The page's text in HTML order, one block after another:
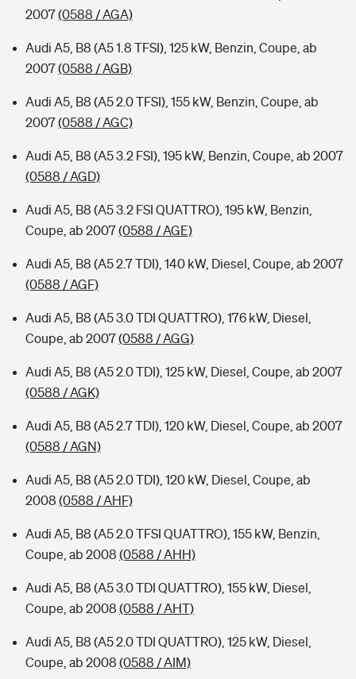
Sie haben Fragen?
Zur Übersicht
Kinderunfall-Check: Mehr Sicherheit für deine Kids
Typklassen: So ist Ihr Auto eingestuft
Sie haben Fragen?
2007(0588 / AGA)
Audi A5, B8 (A5 1.8 TFSI), 125 kW, Benzin, Coupe, ab
2007(0588 / AGB)
Audi A5, B8 (A5 2.0 TFSI), 155 kW, Benzin, Coupe, ab
2007(0588 / AGC)
Audi A5, B8 (A5 3.2 FSI), 195 kW, Benzin, Coupe, ab 2007
(0588 / AGD)
Audi A5, B8 (A5 3.2 FSI QUATTRO), 195 kW, Benzin,
Coupe, ab 2007(0588 / AGE)
Audi A5, B8 (A5 2.7 TDI), 140 kW, Diesel, Coupe, ab 2007
(0588 / AGF)
Audi A5, B8 (A5 3.0 TDI QUATTRO), 176 kW, Diesel,
Coupe, ab 2007(0588 / AGG)
Audi A5, B8 (A5 2.0 TDI), 125 kW, Diesel, Coupe, ab 2007
(0588 / AGK)
Audi A5, B8 (A5 2.7 TDI), 120 kW, Diesel, Coupe, ab 2007
(0588 / AGN)
Audi A5, B8 (A5 2.0 TDI), 120 kW, Diesel, Coupe, ab
2008 (0588 / AHF)
Audi A5, B8 (A5 2.0 TFSI QUATTRO), 155 kW, Benzin,
Coupe, ab 2008 (0588 / AHH)
Audi A5, B8 (A5 3.0 TDI QUATTRO), 155 kW, Diesel,
Coupe, ab 2008 (0588 / AHT)
Audi A5, B8 (A5 2.0 TDI QUATTRO), 125 kW, Diesel,
Coupe, ab 2008 (0588 / AIM)